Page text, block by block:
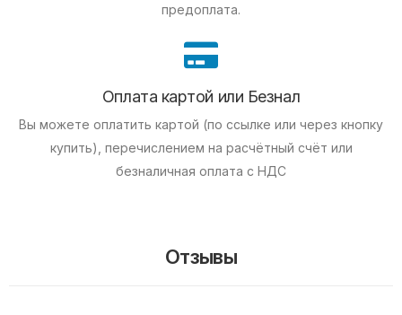
предоплата.
Оплата картой или Безнал
Вы можете оплатить картой (по ссылке или через кнопку
купить), перечислением на расчётный счёт или
безналичная оплата с НДС
Отзывы